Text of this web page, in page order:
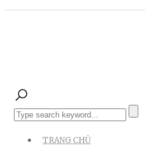
TRANG CHỦ